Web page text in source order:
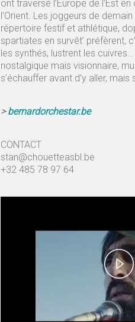
ont traversé l’Europe de l’Est
l’Orient. Les joggeurs de
répertoire festif et athlétique,
spartiates en survêt’ préfèrent,
les synthés, lustrent les
nostalgique mais visionnaire,
s’échauffer avant d’y aller, mais
>bernardorchestar.be
CONTACT
stan@chouetteasbl.be
+32 485 78 97 64